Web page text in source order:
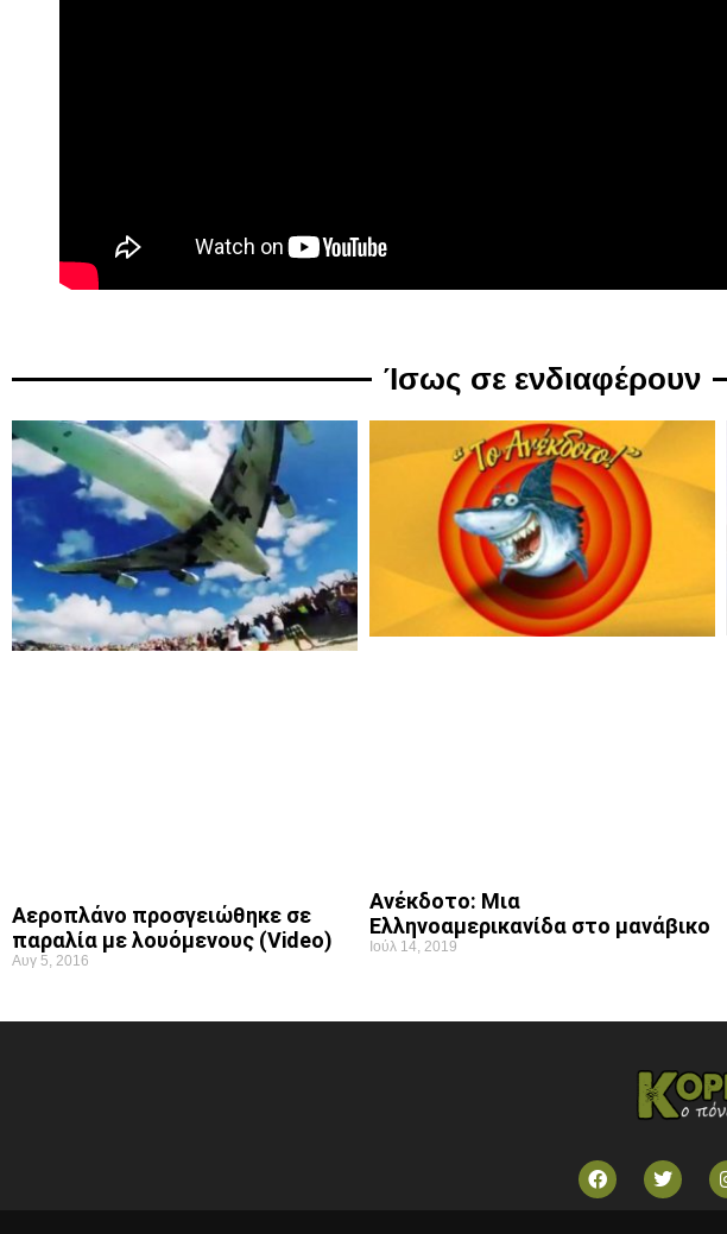
Ίσως σε ενδιαφέρουν
Αεροπλάνο προσγειώθηκε σε
παραλία με λουόμενους (Video)
Αυγ 5, 2016
Ανέκδοτο: Μια
Ελληνοαμερικανίδα στο μανάβικο
Ιούλ 14, 2019